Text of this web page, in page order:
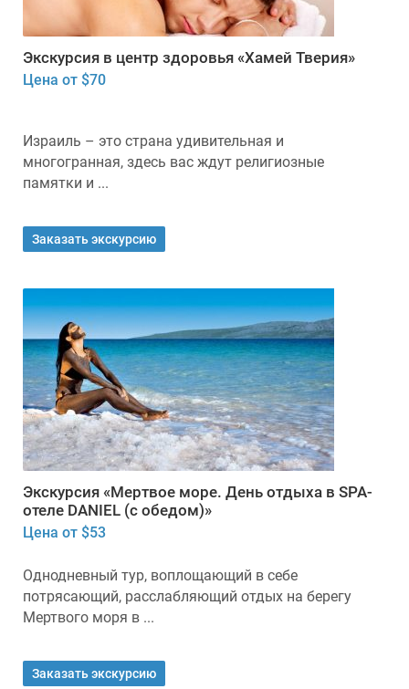
Экскурсия в центр здоровья «Хамей Тверия»
Цена от $70
Израиль – это страна удивительная и
многогранная, здесь вас ждут религиозные
памятки и ...
Заказать экскурсию
Экскурсия «Мертвое море. День отдыха в SPA-
отеле DANIEL (с обедом)»
Цена от $53
Однодневный тур, воплощающий в себе
потрясающий, расслабляющий отдых на берегу
Мертвого моря в ...
Заказать экскурсию